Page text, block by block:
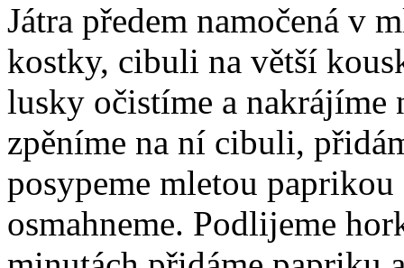
Játra předem namočená v
kostky, cibuli na větší
lusky očistíme a nakrájíme
zpěníme na ní cibuli,
posypeme mletou
osmahneme. Podlijeme